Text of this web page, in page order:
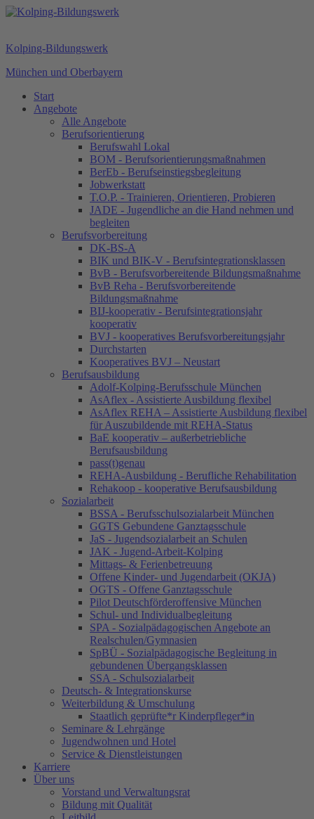
Kolping-Bildungswerk
München und Oberbayern
Start
Angebote
Alle Angebote
Berufsorientierung
Berufswahl Lokal
BOM - Berufsorientierungsmaßnahmen
BerEb - Berufseinstiegsbegleitung
Jobwerkstatt
T.O.P. - Trainieren, Orientieren, Probieren
JADE - Jugendliche an die Hand nehmen und
begleiten
Berufsvorbereitung
DK-BS-A
BIK und BIK-V - Berufsintegrationsklassen
BvB - Berufsvorbereitende Bildungsmaßnahme
BvB Reha - Berufsvorbereitende
Bildungsmaßnahme
BIJ-kooperativ - Berufsintegrationsjahr
kooperativ
BVJ - kooperatives Berufsvorbereitungsjahr
Durchstarten
Kooperatives BVJ – Neustart
Berufsausbildung
Adolf-Kolping-Berufsschule München
AsAflex - Assistierte Ausbildung flexibel
AsAflex REHA – Assistierte Ausbildung flexibel
für Auszubildende mit REHA-Status
BaE kooperativ – außerbetriebliche
Berufsausbildung
pass(t)genau
REHA-Ausbildung - Berufliche Rehabilitation
Rehakoop - kooperative Berufsausbildung
Sozialarbeit
BSSA - Berufsschulsozialarbeit München
GGTS Gebundene Ganztagsschule
JaS - Jugendsozialarbeit an Schulen
JAK - Jugend-Arbeit-Kolping
Mittags- & Ferienbetreuung
Offene Kinder- und Jugendarbeit (OKJA)
OGTS - Offene Ganztagsschule
Pilot Deutschförderoffensive München
Schul- und Individualbegleitung
SPA - Sozialpädagogischen Angebote an
Realschulen/Gymnasien
SpBÜ - Sozialpädagogische Begleitung in
gebundenen Übergangsklassen
SSA - Schulsozialarbeit
Deutsch- & Integrationskurse
Weiterbildung & Umschulung
Staatlich geprüfte*r Kinderpfleger*in
Seminare & Lehrgänge
Jugendwohnen und Hotel
Service & Dienstleistungen
Karriere
Über uns
Vorstand und Verwaltungsrat
Bildung mit Qualität